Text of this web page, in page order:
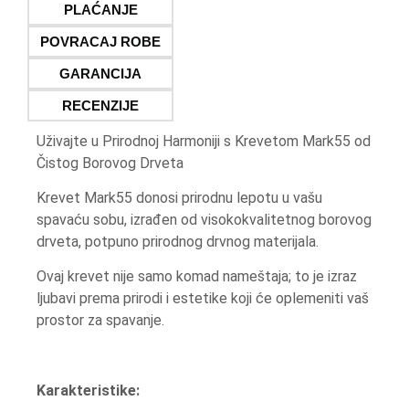
PLAĆANJE
POVRACAJ ROBE
GARANCIJA
RECENZIJE
Uživajte u Prirodnoj Harmoniji s Krevetom Mark55 od
Čistog Borovog Drveta
Krevet Mark55 donosi prirodnu lepotu u vašu
spavaću sobu, izrađen od visokokvalitetnog borovog
drveta, potpuno prirodnog drvnog materijala.
Ovaj krevet nije samo komad nameštaja; to je izraz
ljubavi prema prirodi i estetike koji će oplemeniti vaš
prostor za spavanje.
Karakteristike: